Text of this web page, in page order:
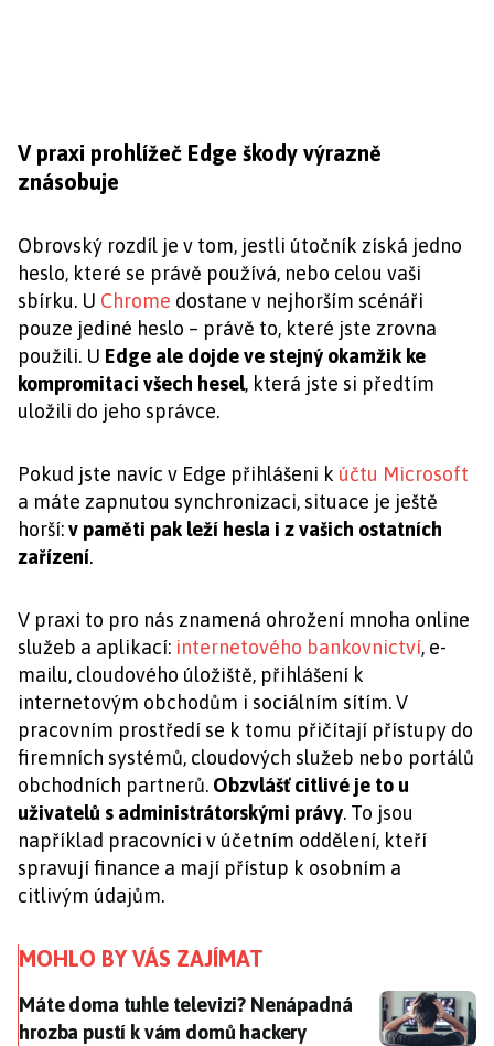
V praxi prohlížeč Edge škody výrazně
znásobuje
Obrovský rozdíl je v tom, jestli útočník získá jedno
heslo, které se právě používá, nebo celou vaši
sbírku. U Chrome dostane v nejhorším scénáři
pouze jediné heslo – právě to, které jste zrovna
použili. U Edge ale dojde ve stejný okamžik ke
kompromitaci všech hesel, která jste si předtím
uložili do jeho správce.
Pokud jste navíc v Edge přihlášeni k účtu Microsoft
a máte zapnutou synchronizaci, situace je ještě
horší:v paměti pak leží hesla i z vašich ostatních
zařízení.
V praxi to pro nás znamená ohrožení mnoha online
služeb a aplikací: internetového bankovnictví, e-
mailu, cloudového úložiště, přihlášení k
internetovým obchodům i sociálním sítím. V
pracovním prostředí se k tomu přičítají přístupy do
firemních systémů, cloudových služeb nebo portálů
obchodních partnerů. Obzvlášť citlivé je to u
uživatelů s administrátorskými právy. To jsou
například pracovníci v účetním oddělení, kteří
spravují finance a mají přístup k osobním a
citlivým údajům.
MOHLO BY VÁS ZAJÍMAT
Máte doma tuhle televizi? Nenápadná hrozba pustí
Máte doma tuhle televizi? Nenápadná
hrozba pustí k vám domů hackery